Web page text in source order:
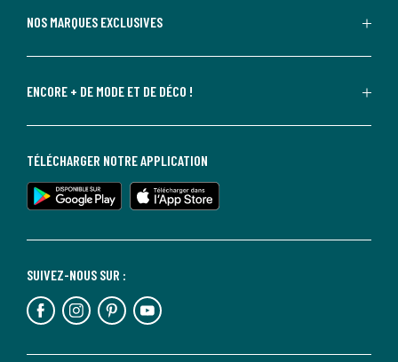
NOS MARQUES EXCLUSIVES
ENCORE + DE MODE ET DE DÉCO !
SUIVEZ-NOUS SUR :
TÉLÉCHARGER NOTRE APPLICATION